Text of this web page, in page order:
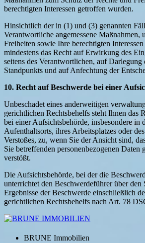
berechtigten Interessen getroffen wurden.
Hinsichtlich der in (1) und (3) genannten
Verantwortliche angemessene Maßnahmen,
Freiheiten sowie Ihre berechtigten
mindestens das Recht auf Erwirkung des
seitens des Verantwortlichen, auf Darlegung
Standpunkts und auf Anfechtung der
10. Recht auf Beschwerde bei einer
Unbeschadet eines anderweitigen
gerichtlichen Rechtsbehelfs steht Ihnen das
bei einer Aufsichtsbehörde, insbesondere in
Aufenthaltsorts, ihres Arbeitsplatzes oder
Verstoßes, zu, wenn Sie der Ansicht sind,
Sie betreffenden personenbezogenen Daten
verstößt.
Die Aufsichtsbehörde, bei der die
unterrichtet den Beschwerdeführer über den
Ergebnisse der Beschwerde einschließlich
gerichtlichen Rechtsbehelfs nach Art. 78
BRUNE Immobilien